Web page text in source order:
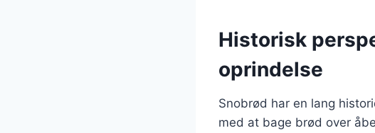
Historisk
oprindelse
Snobrød har en lang
med at bage brød over